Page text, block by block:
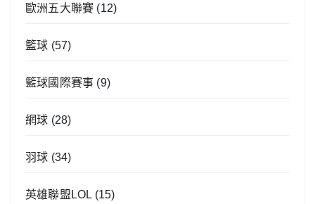
歐洲五大聯賽 (12)
籃球 (57)
籃球國際賽事 (9)
網球 (28)
羽球 (34)
英雄聯盟LOL (15)